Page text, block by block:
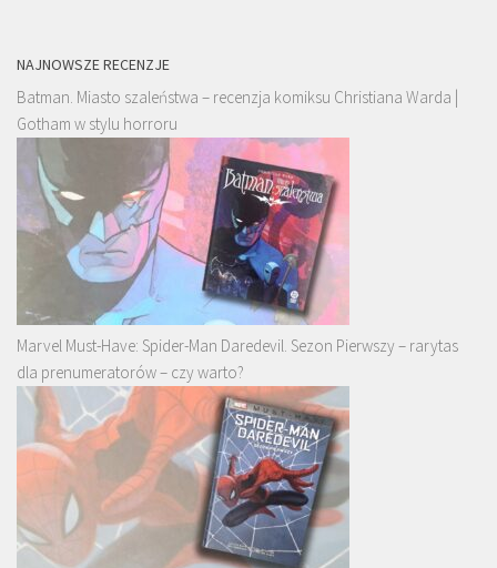
NAJNOWSZE RECENZJE
Batman. Miasto szaleństwa – recenzja komiksu Christiana Warda |
Gotham w stylu horroru
Marvel Must-Have: Spider-Man Daredevil. Sezon Pierwszy – rarytas
dla prenumeratorów – czy warto?